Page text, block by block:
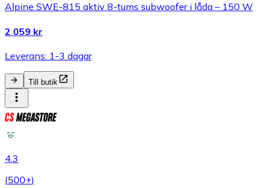
Alpine SWE-815 aktiv 8-tums subwoofer i låda – 150 W
2 059 kr
Leverans: 1-3 dagar
Till butik
4.3
(500+)